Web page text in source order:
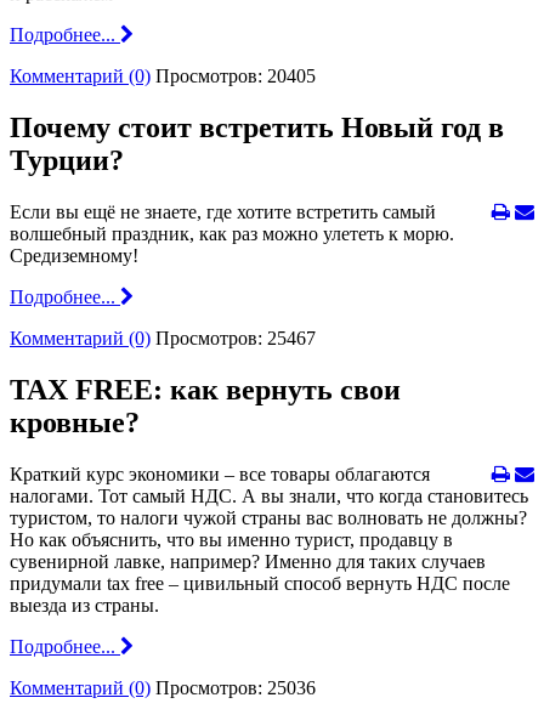
Подробнее...
Комментарий (0) Просмотров: 20405
Почему стоит встретить Новый год в
Турции?
Если вы ещё не знаете, где хотите встретить самый
волшебный праздник, как раз можно улететь к морю.
Средиземному!
Подробнее...
Комментарий (0) Просмотров: 25467
TAX FREE: как вернуть свои
кровные?
Краткий курс экономики – все товары облагаются
налогами. Тот самый НДС. А вы знали, что когда становитесь
туристом, то налоги чужой страны вас волновать не должны?
Но как объяснить, что вы именно турист, продавцу в
сувенирной лавке, например? Именно для таких случаев
придумали tax free – цивильный способ вернуть НДС после
выезда из страны.
Подробнее...
Комментарий (0) Просмотров: 25036